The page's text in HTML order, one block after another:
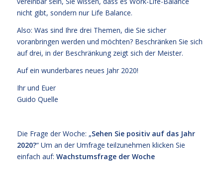
nicht gibt, sondern nur Life Balance.
Also: Was sind Ihre drei Themen, die Sie sicher
voranbringen werden und möchten? Beschränken Sie sich
auf drei, in der Beschränkung zeigt sich der Meister.
Auf ein wunderbares neues Jahr 2020!
Ihr und Euer
Guido Quelle
Die Frage der Woche: „Sehen Sie positiv auf das Jahr
2020?“ Um an der Umfrage teilzunehmen klicken Sie
einfach auf: Wachstumsfrage der Woche